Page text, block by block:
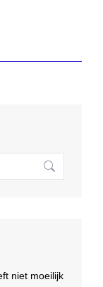
niet moeilijk